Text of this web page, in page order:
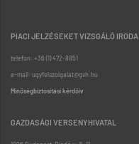
PIACI JELZÉSEKET VIZSGÁLÓ IRODA
telefon: +36 (1) 472-8851
e-mail: ugyfelszolgalat@gvh.hu
Minőségbiztosítási kérdőív
GAZDASÁGI VERSENYHIVATAL